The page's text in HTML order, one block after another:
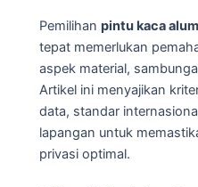
Pemilihan pintu kaca
tepat memerlukan
aspek material,
Artikel ini menyajikan
data, standar
lapangan untuk
privasi optimal.